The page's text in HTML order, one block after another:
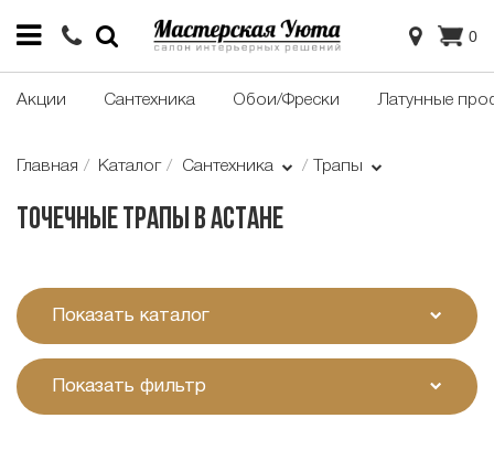
0
Акции Сантехника Обои/Фрески Латунные
Главная Каталог Сантехника Трапы
Точечные трапы в Астане
Показать каталог
Показать фильтр